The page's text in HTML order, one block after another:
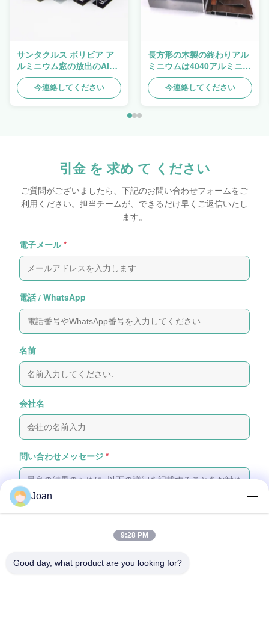
サンタクルス ボリビア ア
ルミニウム窓の放出のAlu
のプロフィール
今連絡してください
長方形の木製の終わりアル
ミニウムは4040アルミニウ
ム放出のプロフィールの側
面図を描く
今連絡してください
引金 を 求め て ください
ご質問がございましたら、下記のお問い合わせフォームをご
利用ください。担当チームが、できるだけ早くご返信いたし
ます。
電子メール *
電話 / WhatsApp
名前
会社名
問い合わせメッセージ *
ファイルを添付する
Joan
9:28 PM
Good day, what product are you looking for?